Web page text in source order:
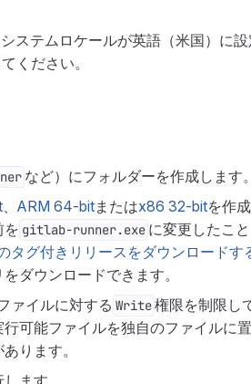
ステムロケールが英語（米国）に設
ください。
など）にフォルダーを作成します。
、 ARM 64-bitまたはx86 32-bitを作
を gitlab-runner.exe に変更したこ
タグ付きリリースをダウンロードす
ダウンロードできます。
ァイルに対する Write権限を制限し
可能ファイルを独自のファイルに
ります。
ます。